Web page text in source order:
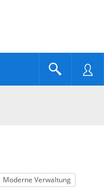
Moderne Verwaltung